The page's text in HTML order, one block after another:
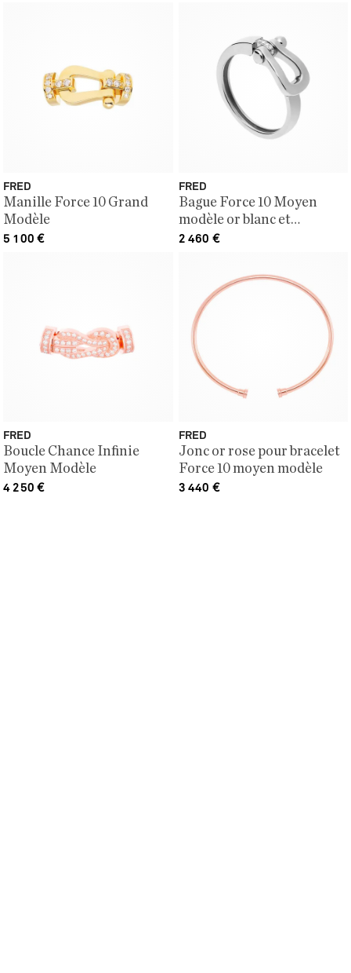
Manille Force 10 Grand
Modèle
FRED
5 100€
Bague Force 10 Moyen
modèle or blanc et
diamants
FRED
2 460 €
Boucle Chance Infinie
Moyen Modèle
FRED
4 250€
Jonc or rose pour bracelet
Force 10 moyen modèle
FRED
3 440 €